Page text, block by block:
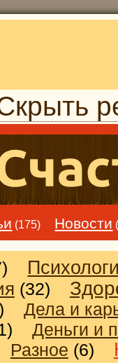
(175) Новости
(32)
Дела и
Деньги и
Разное (6)